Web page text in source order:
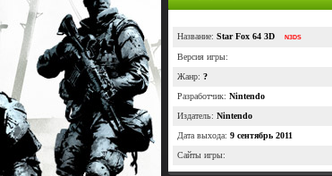
Название: Star Fox 64 3D N3DS
Версия игры:
Жанр: ?
Разработчик: Nintendo
Издатель: Nintendo
Дата выхода: 9 сентябрь 2011
Сайты игры: